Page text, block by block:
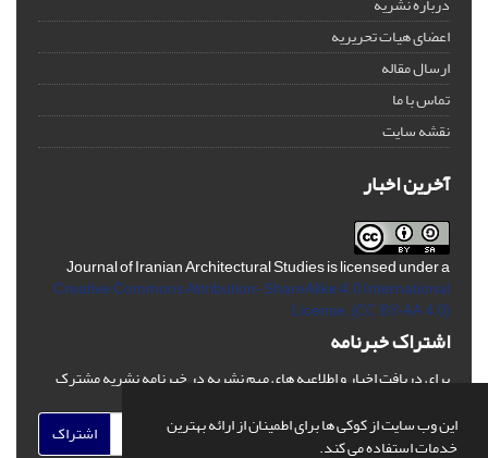
این وب سایت از کوکی ها برای اطمینان از ارائه بهترین
خدمات استفاده می کند.
اعضای هیات تحریریه
ارسال مقاله
تماس با ما
نقشه سایت
آخرین اخبار
Journal of Iranian Architectural Studies is licensed under a
Creative Commons Attribution-ShareAlike 4.0 International
License. (CC BY-AA 4.0)
اشتراک خبرنامه
برای دریافت اخبار و اطلاعیه های مهم نشریه در خبرنامه نشریه مشترک
اشتراک